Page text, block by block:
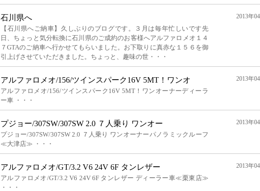
石川県へ
【石川県へご納車】久しぶりのブログです。３月は毎年忙しいです先
日、ちょっと気分転換に石川県のご成約のお客様へアルファロメオ１４
７GTAのご納車へ行かせてもらいました。お下取りに真赤な１５６を御
引上げさせていただきました。ちょっと、趣味の世・・・
2013年
アルファロメオ/156/ツインスパーク16V 5MT！ワンオ
アルファロメオ/156/ツインスパーク16V 5MT！ワンオーナーディーラ
ー車 ・・・
2013年
プジョー/307SW/307SW 2.0 ７人乗り ワンオー
プジョー/307SW/307SW 2.0 ７人乗り ワンオーナーパノラミックルーフ
≪大津店≫ ・・・
2013年
アルファロメオ/GT/3.2 V6 24V 6F タンレザー
アルファロメオ/GT/3.2 V6 24V 6F タンレザー ディーラー車≪栗東店≫
・・・
2013年